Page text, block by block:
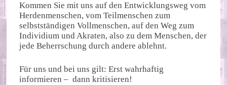
Kommen Sie mit uns auf den Entwicklungsweg vom
Herdenmenschen, vom Teilmenschen zum
selbstständigen Vollmenschen, auf den Weg zum
Individium und Akraten, also zu dem Menschen, der
jede Beherrschung durch andere ablehnt.
Für uns und bei uns gilt: Erst wahrhaftig
informieren – dann kritisieren!